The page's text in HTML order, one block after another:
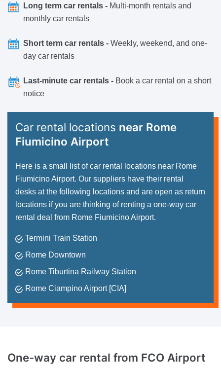
Long term car rentals - Multi-month rentals and
monthly car rentals
Short term car rentals - Weekly, weekend, and one-
day car rentals
Last-minute car rentals - Book a car rental on a short
notice
Car rental locations near Rome
Fiumicino Airport
Here is a small list of car rental locations near Rome
Fiumicino Airport. Our suppliers have their rental
desks at the following locations and are open as return
locations if you are thinking of renting a one-way car
rental deal from Rome Fiumicino Airport.
Termini Train Station
Rome Downtown
Rome Tiburtina Railway Station
Rome Ciampino Airport [CIA]
One-way car rental from FCO Airport